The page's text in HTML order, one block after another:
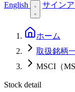
English サイン
ホーム
取扱銘柄
MSCI（
Stock detail